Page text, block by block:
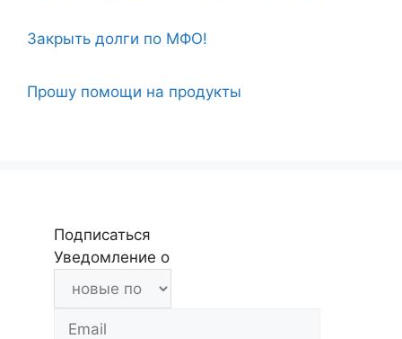
Закрыть долги по МФО!
Прошу помощи на продукты
Подписаться
Уведомление о